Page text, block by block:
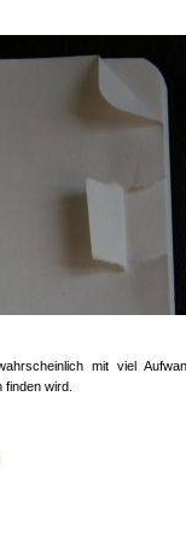
mit viel
wird.